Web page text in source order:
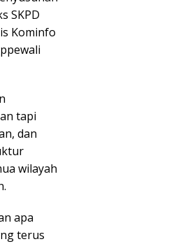
SKPD
Kominfo
tapi
dan
wilayah
apa
terus